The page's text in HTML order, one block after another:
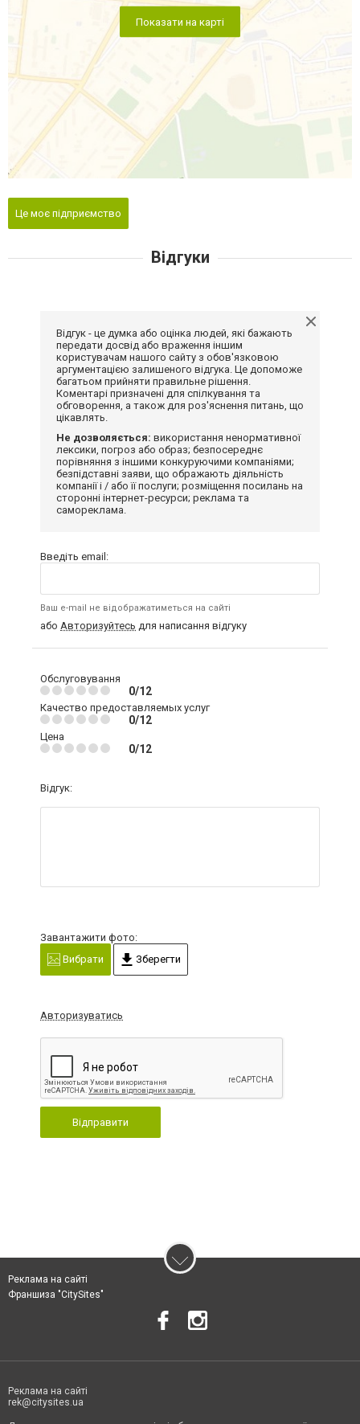
Показати на карті
Це моє підприємство
Відгуки
Відгук - це думка або оцінка людей, які бажають
передати досвід або враження іншим
користувачам нашого сайту з обов'язковою
аргументацією залишеного відгука. Це допоможе
багатьом прийняти правильне рішення.
Коментарі призначені для спілкування та
обговорення, а також для роз'яснення питань, що
цікавлять.
Не дозволяється: використання ненормативної
лексики, погроз або образ; безпосереднє
порівняння з іншими конкуруючими компаніями;
безпідставні заяви, що ображають діяльність
компанії і / або її послуги; розміщення посилань на
сторонні інтернет-ресурси; реклама та
самореклама.
Введіть email:
Ваш e-mail не відображатиметься на сайті
або Авторизуйтесь для написання відгуку
Обслуговування
0/12
Качество предоставляемых услуг
0/12
Цена
0/12
Відгук:
Завантажити фото:
Вибрати
Зберегти
Авторизуватись
Відправити
Реклама на сайті
Франшиза "CitySites"
Реклама на сайті
rek@citysites.ua